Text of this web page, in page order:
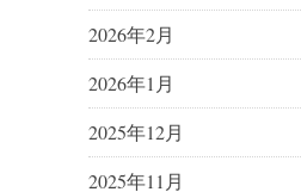
2026年2月
2026年1月
2025年12月
2025年11月